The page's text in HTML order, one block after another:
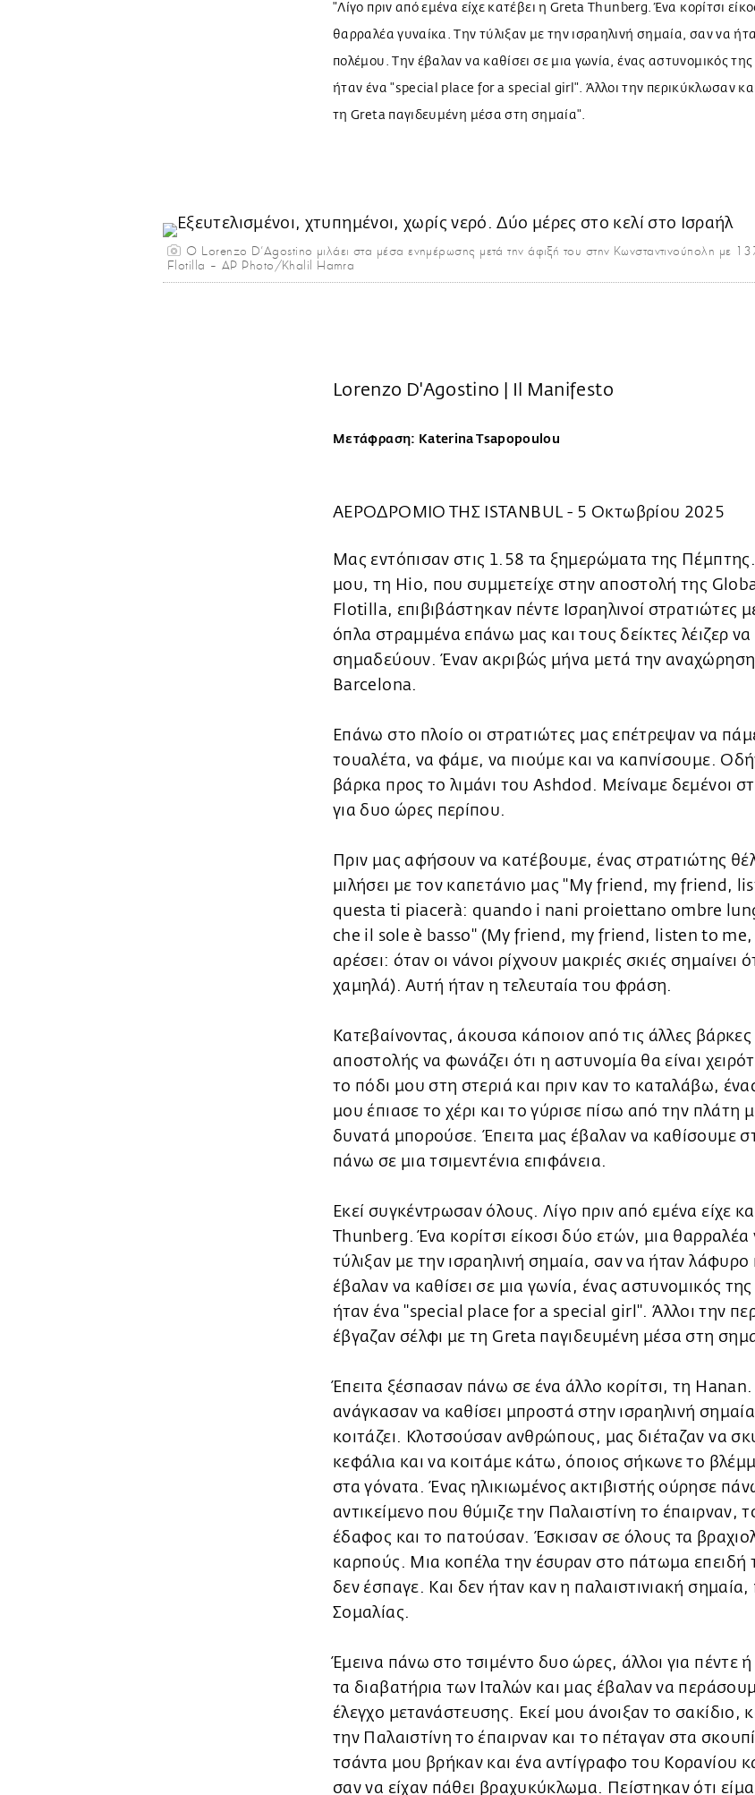
"Λίγο πριν από εμένα είχε κατέβει η Greta Thunberg. Ένα κορίτσι
θαρραλέα γυναίκα. Την τύλιξαν με την ισραηλινή σημαία, σαν να
πολέμου. Την έβαλαν να καθίσει σε μια γωνία, ένας αστυνομικός της
ήταν ένα "special place for a special girl". Άλλοι την περικύκλωσαν
τη Greta παγιδευμένη μέσα στη σημαία".
Ο Lorenzo D'Agostino μιλάει στα μέσα ενημέρωσης μετά την άφιξή του στην Κωνσταντινούπολη με
Flotilla – AP Photo/Khalil Hamra
Lorenzo D'Agostino | Il Manifesto
Μετάφραση: Katerina Tsapopoulou
ΑΕΡΟΔΡΟΜΙΟ ΤΗΣ ISTANBUL - 5 Οκτωβρίου 2025
Μας εντόπισαν στις 1.58 τα ξημερώματα της
μου, τη Hio, που συμμετείχε στην αποστολή της
Flotilla, επιβιβάστηκαν πέντε Ισραηλινοί στρατιώτες
όπλα στραμμένα επάνω μας και τους δείκτες λέιζερ
σημαδεύουν. Έναν ακριβώς μήνα μετά την
Barcelona.
Επάνω στο πλοίο οι στρατιώτες μας επέτρεψαν να
τουαλέτα, να φάμε, να πιούμε και να καπνίσουμε.
βάρκα προς το λιμάνι του Ashdod. Μείναμε δεμένοι
για δυο ώρες περίπου.
Πριν μας αφήσουν να κατέβουμε, ένας στρατιώτης
μιλήσει με τον καπετάνιο μας "My friend, my friend,
questa ti piacerà: quando i nani proiettano ombre
che il sole è basso" (My friend, my friend, listen to
αρέσει: όταν οι νάνοι ρίχνουν μακριές σκιές σημαίνει
χαμηλά). Αυτή ήταν η τελευταία του φράση.
Κατεβαίνοντας, άκουσα κάποιον από τις άλλες βάρκες
αποστολής να φωνάζει ότι η αστυνομία θα είναι
το πόδι μου στη στεριά και πριν καν το καταλάβω,
μου έπιασε το χέρι και το γύρισε πίσω από την πλάτη
δυνατά μπορούσε. Έπειτα μας έβαλαν να καθίσουμε
πάνω σε μια τσιμεντένια επιφάνεια.
Εκεί συγκέντρωσαν όλους. Λίγο πριν από εμένα είχε
Thunberg. Ένα κορίτσι είκοσι δύο ετών, μια θαρραλέα
τύλιξαν με την ισραηλινή σημαία, σαν να ήταν
έβαλαν να καθίσει σε μια γωνία, ένας αστυνομικός της
ήταν ένα "special place for a special girl". Άλλοι την
έβγαζαν σέλφι με τη Greta παγιδευμένη μέσα στη
Έπειτα ξέσπασαν πάνω σε ένα άλλο κορίτσι, τη
ανάγκασαν να καθίσει μπροστά στην ισραηλινή
κοιτάζει. Κλοτσούσαν ανθρώπους, μας διέταζαν να
κεφάλια και να κοιτάμε κάτω, όποιος σήκωνε το
στα γόνατα. Ένας ηλικιωμένος ακτιβιστής ούρησε
αντικείμενο που θύμιζε την Παλαιστίνη το έπαιρναν,
έδαφος και το πατούσαν. Έσκισαν σε όλους τα
καρπούς. Μια κοπέλα την έσυραν στο πάτωμα επειδή
δεν έσπαγε. Και δεν ήταν καν η παλαιστινιακή σημαία,
Σομαλίας.
Έμεινα πάνω στο τσιμέντο δυο ώρες, άλλοι για πέντε
τα διαβατήρια των Ιταλών και μας έβαλαν να
έλεγχο μετανάστευσης. Εκεί μου άνοιξαν το σακίδιο,
την Παλαιστίνη το έπαιρναν και το πέταγαν στα
τσάντα μου βρήκαν και ένα αντίγραφο του Κορανίου
σαν να είχαν πάθει βραχυκύκλωμα. Πείστηκαν ότι